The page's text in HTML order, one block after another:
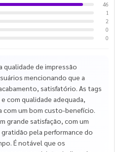
46
1
2
0
0
qualidade de impressão
mencionando que a
satisfatório. As tags
com qualidade adequada,
com um bom custo-benefício.
grande satisfação, com um
pela performance do
É notável que os